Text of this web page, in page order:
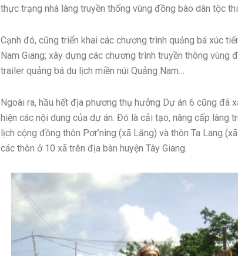
thực trạng nhà làng truyền thống vùng đồng bào dân tộc
Cạnh đó, cũng triển khai các chương trình quảng bá xúc
Nam Giang; xây dựng các chương trình truyền thông vùng
trailer quảng bá du lịch miền núi Quảng Nam…
Ngoài ra, hầu hết địa phương thụ hưởng Dự án 6 cũng đã
hiện các nội dung của dự án. Đó là cải tạo, nâng cấp làng
lịch cộng đồng thôn Pơr’ning (xã Lăng) và thôn Ta Lang
các thôn ở 10 xã trên địa bàn huyện Tây Giang.